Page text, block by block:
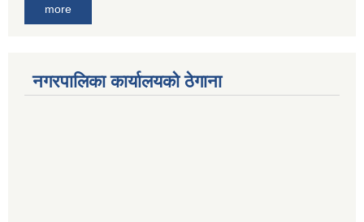
देव विकास बैंक, बाह्रविसे
011401005
सिभिल बैंक, मेलम्ची
011401055
more
नगरपालिका कार्यालयको ठेगाना